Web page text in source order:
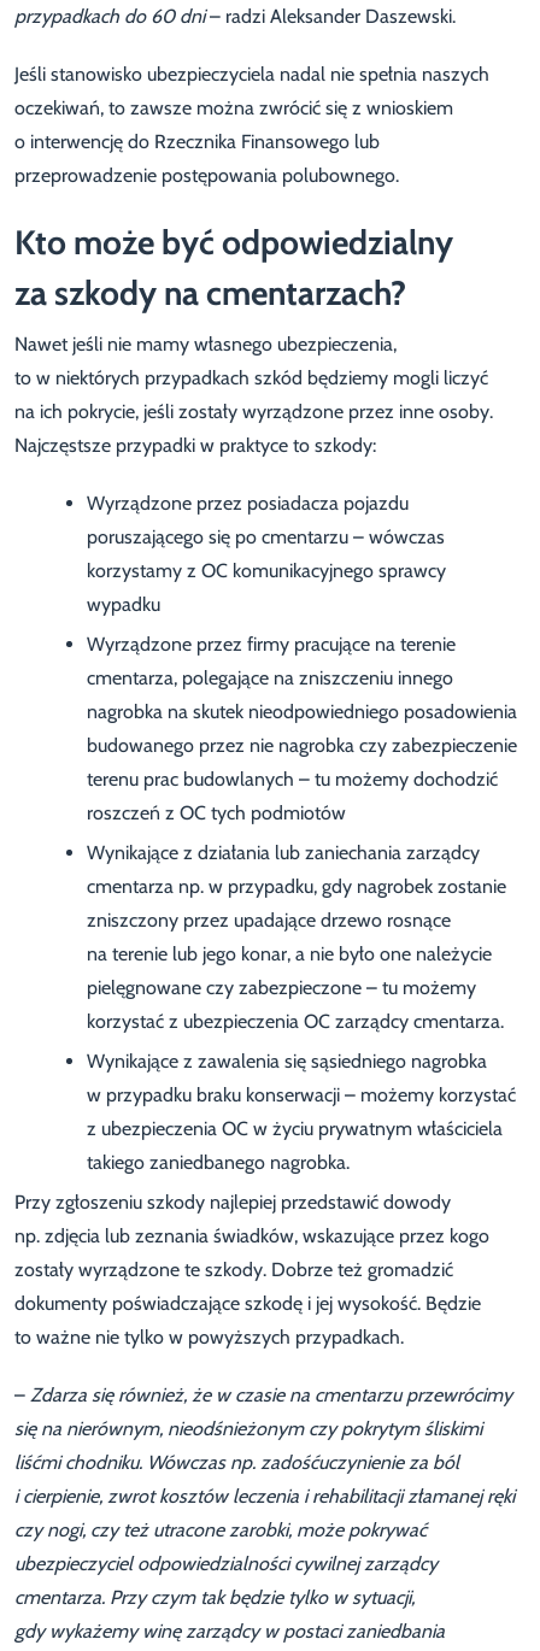
przypadkach do 60 dni– radzi Aleksander Daszewski.
Jeśli stanowisko ubezpieczyciela nadal nie spełnia naszych
oczekiwań, to zawsze można zwrócić się z wnioskiem
o interwencję do Rzecznika Finansowego lub
przeprowadzenie postępowania polubownego.
Kto może być odpowiedzialny
za szkody na cmentarzach?
Nawet jeśli nie mamy własnego ubezpieczenia,
to w niektórych przypadkach szkód będziemy mogli liczyć
na ich pokrycie, jeśli zostały wyrządzone przez inne osoby.
Najczęstsze przypadki w praktyce to szkody:
Wyrządzone przez posiadacza pojazdu
poruszającego się po cmentarzu – wówczas
korzystamy z OC komunikacyjnego sprawcy
wypadku
Wyrządzone przez firmy pracujące na terenie
cmentarza, polegające na zniszczeniu innego
nagrobka na skutek nieodpowiedniego posadowienia
budowanego przez nie nagrobka czy zabezpieczenie
terenu prac budowlanych – tu możemy dochodzić
roszczeń z OC tych podmiotów
Wynikające z działania lub zaniechania zarządcy
cmentarza np. w przypadku, gdy nagrobek zostanie
zniszczony przez upadające drzewo rosnące
na terenie lub jego konar, a nie było one należycie
pielęgnowane czy zabezpieczone – tu możemy
korzystać z ubezpieczenia OC zarządcy cmentarza.
Wynikające z zawalenia się sąsiedniego nagrobka
w przypadku braku konserwacji – możemy korzystać
z ubezpieczenia OC w życiu prywatnym właściciela
takiego zaniedbanego nagrobka.
Przy zgłoszeniu szkody najlepiej przedstawić dowody
np. zdjęcia lub zeznania świadków, wskazujące przez kogo
zostały wyrządzone te szkody. Dobrze też gromadzić
dokumenty poświadczające szkodę i jej wysokość. Będzie
to ważne nie tylko w powyższych przypadkach.
– Zdarza się również, że w czasie na cmentarzu przewrócimy
się na nierównym, nieodśnieżonym czy pokrytym śliskimi
liśćmi chodniku. Wówczas np. zadośćuczynienie za ból
i cierpienie, zwrot kosztów leczenia i rehabilitacji złamanej ręki
czy nogi, czy też utracone zarobki, może pokrywać
ubezpieczyciel odpowiedzialności cywilnej zarządcy
cmentarza. Przy czym tak będzie tylko w sytuacji,
gdy wykażemy winę zarządcy w postaci zaniedbania